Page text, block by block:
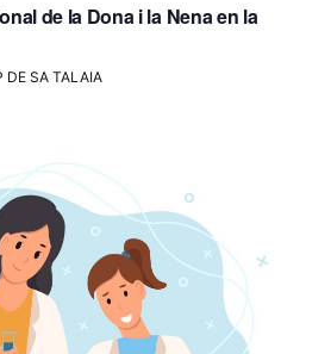
de la Dona i la Nena en la
DE SA TALAIA